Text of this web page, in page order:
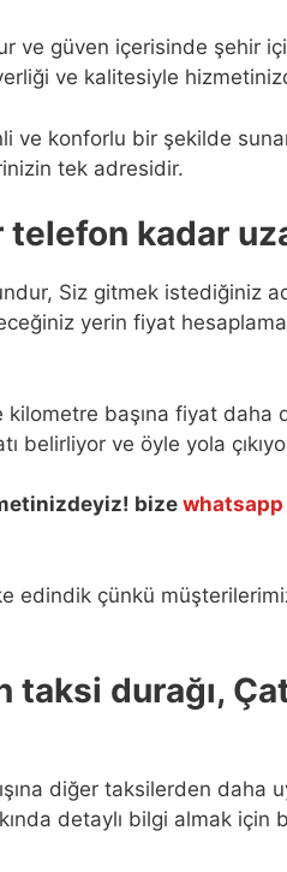
ve güven içerisinde şehir içi
ve kalitesiyle
ve konforlu bir şekilde
tek adresidir.
kadar
Siz gitmek istediğiniz
yerin fiyat
başına fiyat daha
belirliyor ve öyle yola
bizewhatsapp
edindik çünkü
taksi durağı,
diğer taksilerden daha
detaylı bilgi almak için